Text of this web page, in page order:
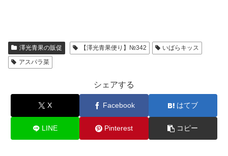
澤光青果の販促 【澤光青果便り】№342
いばらキッス
アスパラ菜
シェアする
X Facebook はてブ
LINE Pinterest コピー